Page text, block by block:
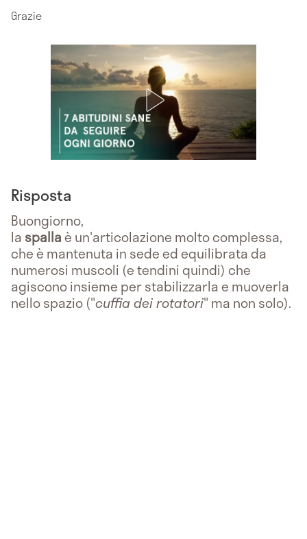
Grazie
Risposta
Buongiorno,
la spallaè un'articolazione molto complessa,
che è mantenuta in sede ed equilibrata da
numerosi muscoli (e tendini quindi) che
agiscono insieme per stabilizzarla e muoverla
nello spazio ("cuffia dei rotatori" ma non solo).